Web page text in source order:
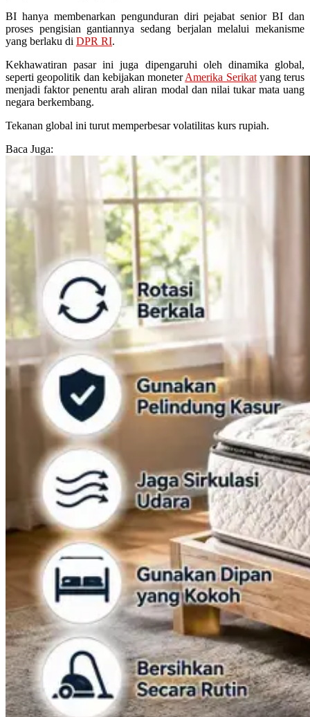
BI hanya membenarkan pengunduran diri pejabat senior BI dan
proses pengisian gantiannya sedang berjalan melalui mekanisme
yang berlaku di DPR RI.
Kekhawatiran pasar ini juga dipengaruhi oleh dinamika global,
seperti geopolitik dan kebijakan moneterAmerika Serikatyang terus
menjadi faktor penentu arah aliran modal dan nilai tukar mata uang
negara berkembang.
Tekanan global ini turut memperbesar volatilitas kurs rupiah.
Baca Juga: